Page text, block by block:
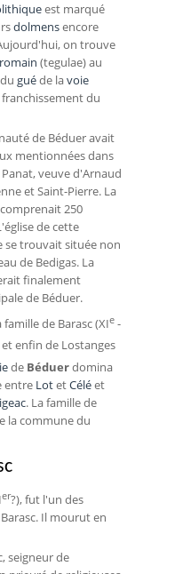
est marqué
dolmensencore
on trouve
(tegulae) au
guéde lavoie
du
de Béduer avait
mentionnées dans
, veuve d'Arnaud
etSaint-Pierre. La
250
de cette
se trouvait située non
de Bedigas. La
finalement
de Béduer.
famille de Barasc(XIe -
et enfin de Lostanges
de Béduerdomina
entre LotetCéléet
. La famille de
la commune du
Ier?), fut l'un des
Il mourut en
, seigneur de